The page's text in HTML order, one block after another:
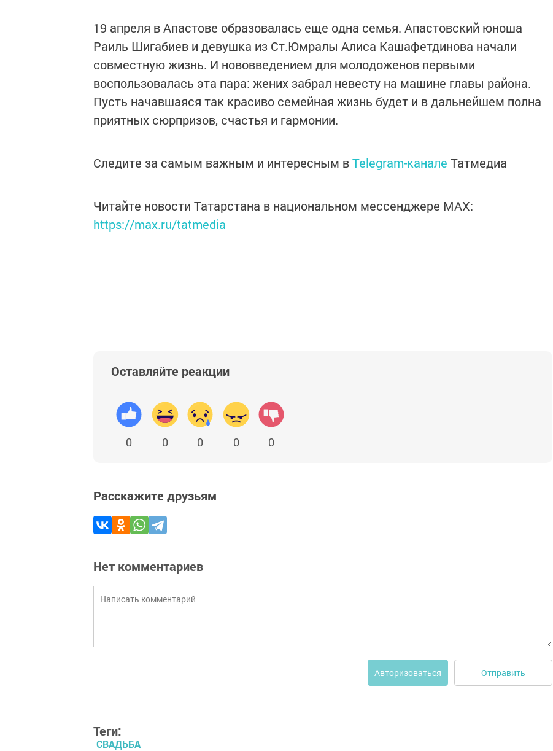
19 апреля в Апастове образовалась еще одна семья. Апастовский юноша
Раиль Шигабиев и девушка из Ст.Юмралы Алиса Кашафетдинова начали
совместную жизнь. И нововведением для молодоженов первыми
воспользовалась эта пара: жених забрал невесту на машине главы района.
Пусть начавшаяся так красиво семейная жизнь будет и в дальнейшем полна
приятных сюрпризов, счастья и гармонии.
Следите за самым важным и интересным вTelegram-канале Татмедиа
Читайте новости Татарстана в национальном мессенджере MАХ:
https://max.ru/tatmedia
Оставляйте реакции
0 0 0 0 0
Расскажите друзьям
Нет комментариев
Авторизоваться Отправить
Теги:
СВАДЬБА